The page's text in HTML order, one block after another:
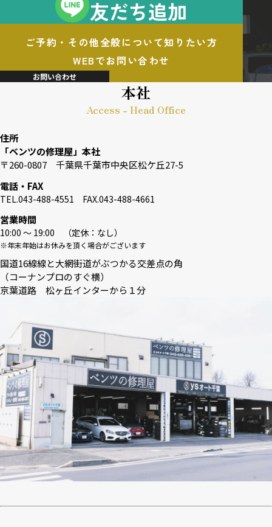
友だち追加
ご予約・その他全般について知りたい方
WEBでお問い合わせ
お問い合わせ
本社
Access - Head Office
住所
「ベンツの修理屋」本社
〒260-0807 千葉県千葉市中央区松ケ丘27-5
電話・FAX
TEL.043-488-4551 FAX.043-488-4661
営業時間
10:00 〜 19:00 （定休：なし）
※年末年始はお休みを頂く場合がございます
国道16線線と大網街道がぶつかる交差点の角
（コーナンプロのすぐ横）
京葉道路 松ヶ丘インターから１分